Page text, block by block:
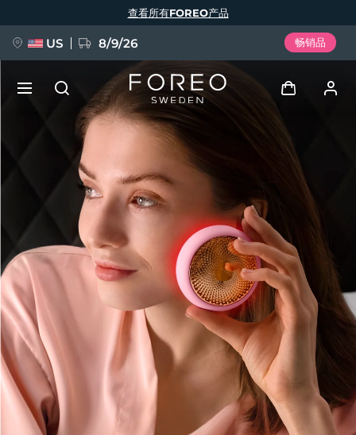
查看所有FOREO产品
US 8/9/26 畅销品
用户信息
我的设备
我的订单
我的地址
我的订阅
FAQ™ Pure Beauty-Tech Elixir
BREAKING NEWS
issa™ Teeth Whitening Set
FAQ™ Dual LED Panel
Deutsch
Español
Français
Italiano
Português
Polski
Svenska
Русский
Türkçe
简体中文 繁體中文
发货国家
美国 预计送达日期 8/9/26